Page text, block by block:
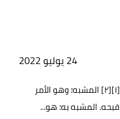
24 يوليو 2022
أركان التشبيه تتمثل أركان التشبيه في:[١][٢] المشبه؛ وهو الأمر
المشبه به؛ هو...